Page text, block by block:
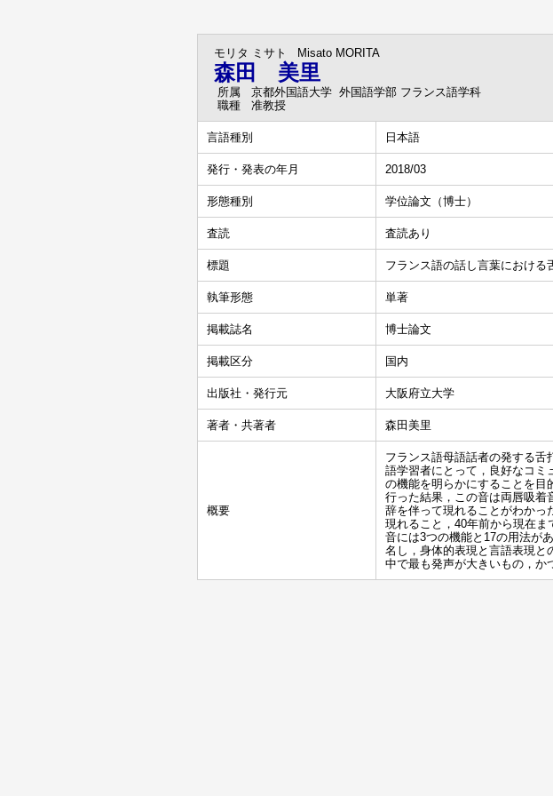
モリタ ミサト Misato MORITA
森田 美里
所属
京都外国語大学 外国語学部 フランス語学科
職種
准教授
言語種別 日本語
発行・発表の年月 2018/03
形態種別 学位論文（博士）
査読 査読あり
標題 フランス語の話し言葉におけ
執筆形態 単著
掲載誌名 博士論文
掲載区分 国内
出版社・発行元 大阪府立大学
著者・共著者 森田美里
概要
フランス語母語話者の発する舌
語学習者にとって，良好なコミ
の機能を明らかにすることを目
行った結果，この音は両唇吸着
辞を伴って現れることがわかっ
現れること，40年前から現在
音には3つの機能と17の用法が
名し，身体的表現と言語表現と
中で最も発声が大きいもの，か